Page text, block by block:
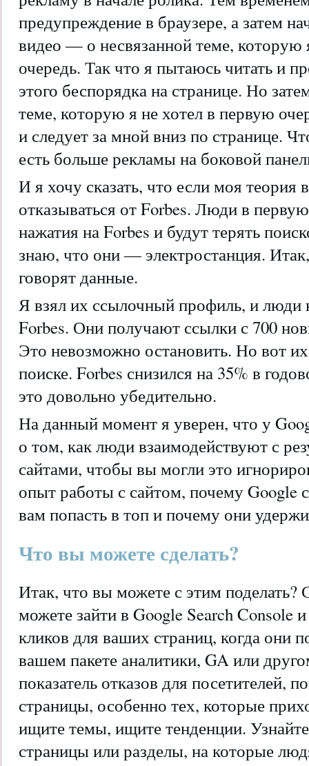
предупреждение в браузере, а затем
видео — о несвязанной теме, которую
очередь. Так что я пытаюсь читать и
этого беспорядка на странице. Но
теме, которую я не хотел в первую
и следует за мной вниз по странице.
есть больше рекламы на боковой
И я хочу сказать, что если моя теория
отказываться от Forbes. Люди в
нажатия на Forbes и будут терять
знаю, что они — электростанция.
говорят данные.
Я взял их ссылочный профиль, и люди
Forbes. Они получают ссылки с 700
Это невозможно остановить. Но вот
поиске. Forbes снизился на 35% в
это довольно убедительно.
На данный момент я уверен, что у
о том, как люди взаимодействуют с
сайтами, чтобы вы могли это
опыт работы с сайтом, почему Google
вам попасть в топ и почему они
Что вы можете сделать?
Итак, что вы можете с этим поделать?
можете зайти в Google Search Console
кликов для ваших страниц, когда они
вашем пакете аналитики, GA или
показатель отказов для посетителей,
страницы, особенно тех, которые
ищите темы, ищите тенденции.
страницы или разделы, на которые